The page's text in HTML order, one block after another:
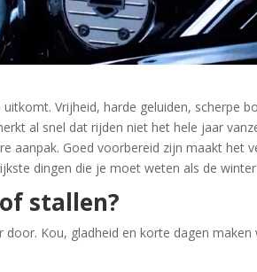
Vrijheid, harde geluiden, scherpe
al snel dat rijden niet het hele jaar
aanpak. Goed voorbereid zijn maakt het
dingen die je moet weten als de
stallen?
Kou, gladheid en korte dagen